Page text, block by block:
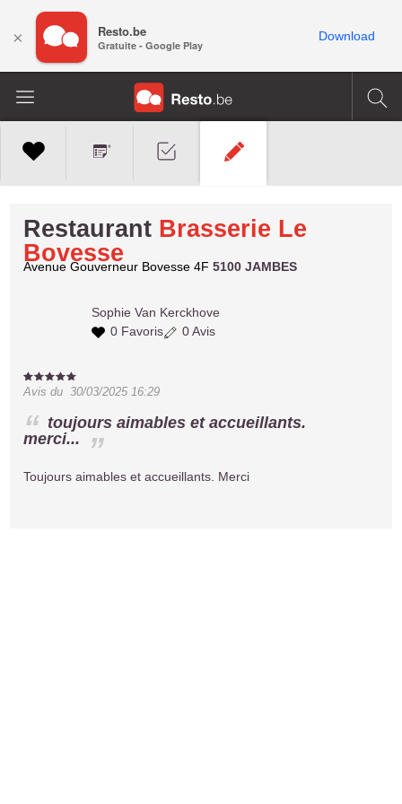
Restaurant Brasserie Le
Bovesse
Avenue Gouverneur Bovesse 4F5100 JAMBES
Sophie Van Kerckhove
0 Favoris
0 Avis
Avis du30/03/2025 16:29
toujours aimables et accueillants.
merci...
Toujours aimables et accueillants. Merci
× Resto.be
Gratuite - Google Play
Download